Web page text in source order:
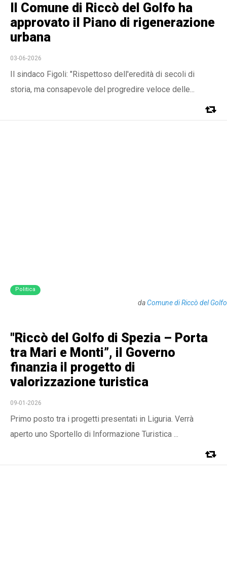
Il Comune di Riccò del Golfo ha
approvato il Piano di rigenerazione
urbana
03-06-2026
Il sindaco Figoli: "Rispettoso dell'eredità di secoli di
storia, ma consapevole del progredire veloce delle...
Politica
daComune di Riccò del Golfo
"Riccò del Golfo di Spezia – Porta
tra Mari e Monti”, il Governo
finanzia il progetto di
valorizzazione turistica
09-01-2026
Primo posto tra i progetti presentati in Liguria. Verrà
aperto uno Sportello di Informazione Turistica ...